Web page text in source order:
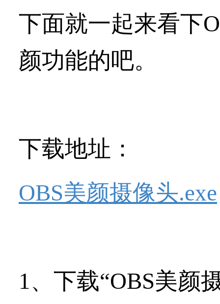
下面就一起来看下
颜功能的吧。
下载地址：
OBS美颜摄像头.exe
1、下载“OBS美颜